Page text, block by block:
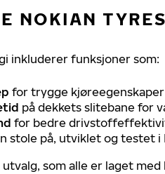
NOKIAN
inkluderer funksjoner som:
for trygge
på dekkets slitebane for
for bedre
stole på, utviklet og testet i
som alle er laget